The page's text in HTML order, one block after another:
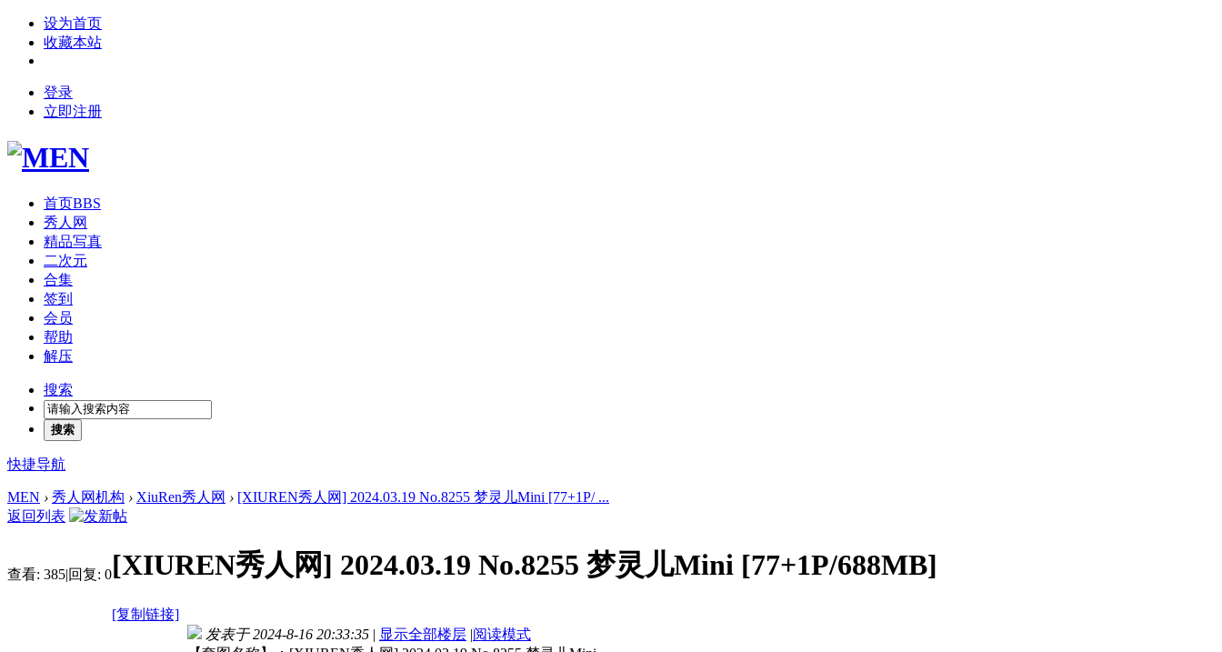
设为首页
收藏本站
登录
立即注册
首页BBS
秀人网
精品写真
二次元
合集
签到
会员
帮助
解压
搜索
搜索
快捷导航
MEN › 秀人网机构 › XiuRen秀人网 › [XIUREN秀人网] 2024.03.19 No.8255 梦灵儿Mini [77+1P/ ...
返回列表
查看: 385|回复: 0[XIUREN秀人网] 2024.03.19 No.8255 梦灵儿Mini [77+1P/688MB]
[复制链接]
发表于 2024-8-16 20:33:35 | 显示全部楼层 |阅读模式